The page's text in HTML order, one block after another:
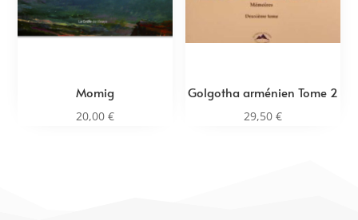
Momig
20,00€
Golgotha arménien Tome 2
29,50 €